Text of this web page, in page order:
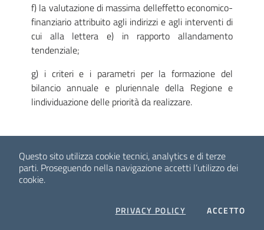
f) la valutazione di massima delleffetto economico-
finanziario attribuito agli indirizzi e agli interventi di
cui alla lettera e) in rapporto allandamento
tendenziale;
g) i criteri e i parametri per la formazione del
bilancio annuale e pluriennale della Regione e
lindividuazione delle priorità da realizzare.
Questo sito utilizza cookie tecnici, analytics e di terze
parti. Proseguendo nella navigazione accetti l’utilizzo dei
cookie.
PRIVACY POLICY COOKIESACCETTO